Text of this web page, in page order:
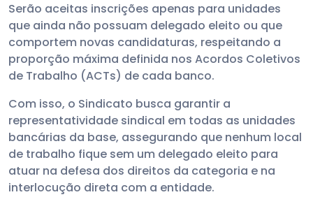
Serão aceitas inscrições apenas para unidades
que ainda não possuam delegado eleito ou que
comportem novas candidaturas, respeitando a
proporção máxima definida nos Acordos Coletivos
de Trabalho (ACTs) de cada banco.
Com isso, o Sindicato busca garantir a
representatividade sindical em todas as unidades
bancárias da base, assegurando que nenhum local
de trabalho fique sem um delegado eleito para
atuar na defesa dos direitos da categoria e na
interlocução direta com a entidade.